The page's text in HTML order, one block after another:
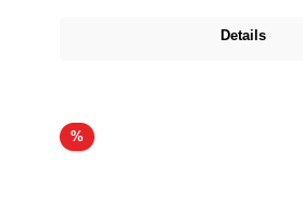
Details
%Rabatt